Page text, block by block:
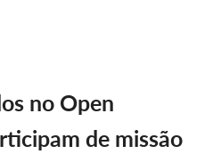
no Open
de missão